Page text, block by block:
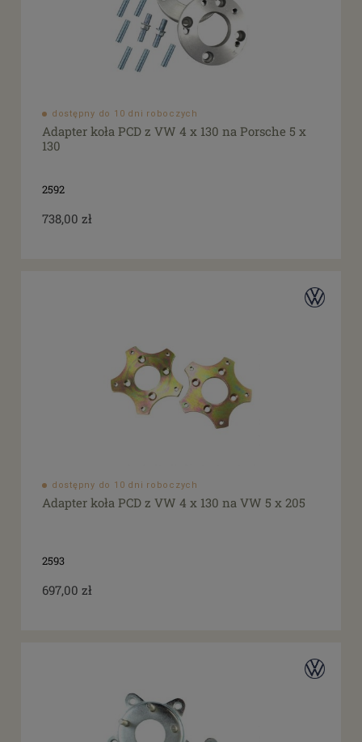
dostępny do 10 dni roboczych
Adapter koła PCD z VW 4 x 130 na Porsche 5 x
130
2592
738,00 zł
dostępny do 10 dni roboczych
Adapter koła PCD z VW 4 x 130 na VW 5 x 205
2593
697,00 zł